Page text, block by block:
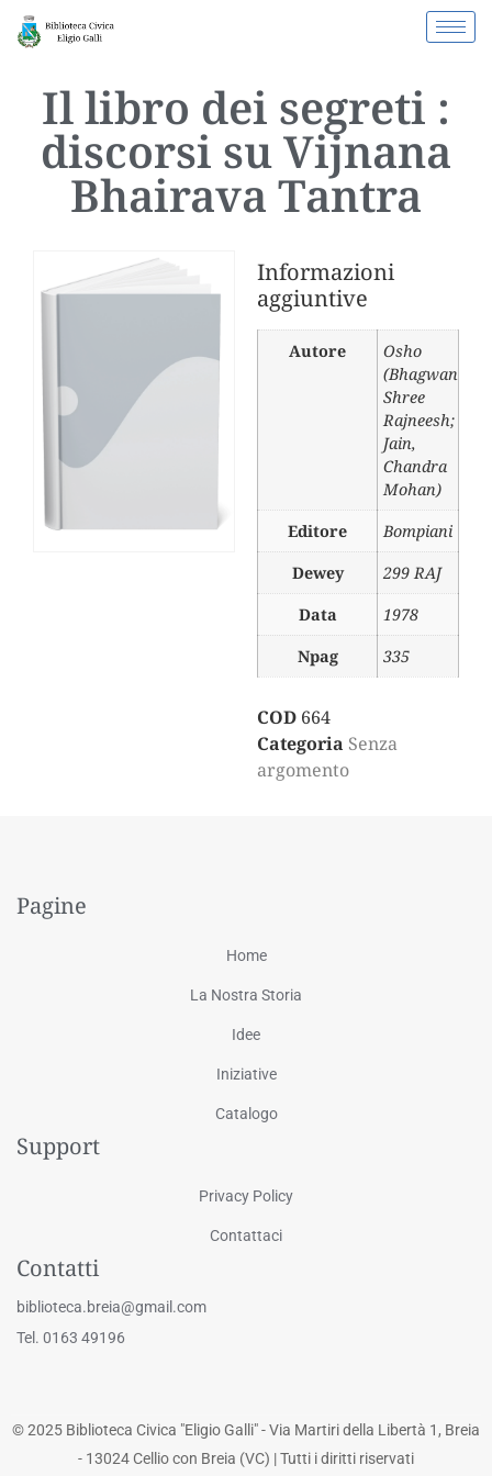
Il libro dei segreti :
discorsi su Vijnana
Bhairava Tantra
Informazioni
aggiuntive
Autore
Osho
(Bhagwan
Shree
Rajneesh;
Jain,
Chandra
Mohan)
Editore
Bompiani
Dewey
299 RAJ
Data
1978
Npag
335
COD 664
Categoria Senza
argomento
Pagine
Home
La Nostra Storia
Idee
Iniziative
Catalogo
Support
Privacy Policy
Contattaci
Contatti
biblioteca.breia@gmail.com
Tel. 0163 49196
© 2025 Biblioteca Civica "Eligio Galli" - Via Martiri della Libertà 1, Breia
- 13024 Cellio con Breia (VC) | Tutti i diritti riservati